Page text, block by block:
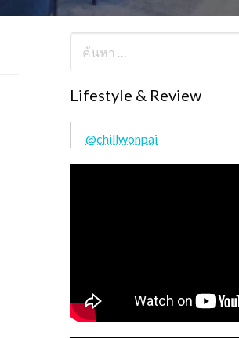
Lifestyle & Review
@chillwonpai